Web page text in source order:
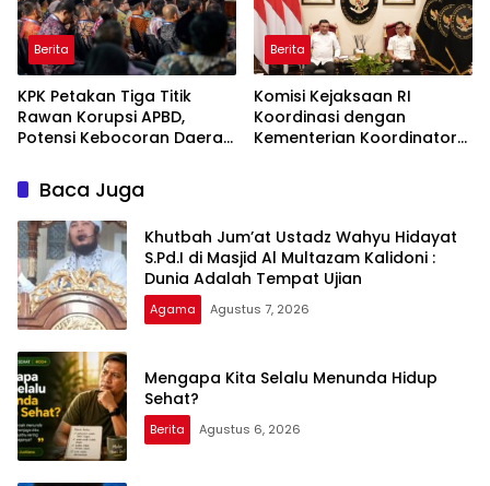
Berita
KPK Petakan Tiga Titik
Rawan Korupsi APBD,
Potensi Kebocoran Daerah
Dimitigasi
Berita
Komisi Kejaksaan RI
Koordinasi dengan
Kementerian Koordinator
dan TPPU Mantan
Jampidsus, FA
Baca Juga
Khutbah Jum’at Ustadz Wahyu Hidayat
S.Pd.I di Masjid Al Multazam Kalidoni :
Dunia Adalah Tempat Ujian
Agama Agustus 7, 2026
Mengapa Kita Selalu Menunda Hidup
Sehat?
Berita Agustus 6, 2026